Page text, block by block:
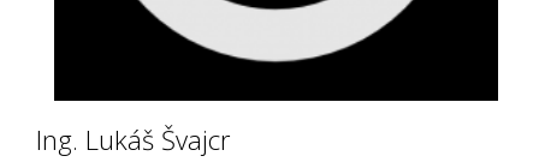
Ing. Lukáš Švajcr